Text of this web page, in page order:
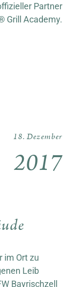
Partner
Grill Academy.
18. Dezember
2017
im Ort zu
Leib
Bayrischzell